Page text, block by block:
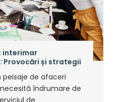
interimar
Provocări și strategii
peisaje de afaceri
îndrumare de